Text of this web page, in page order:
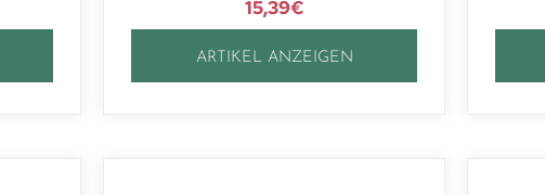
15,39€
ARTIKEL ANZEIGEN